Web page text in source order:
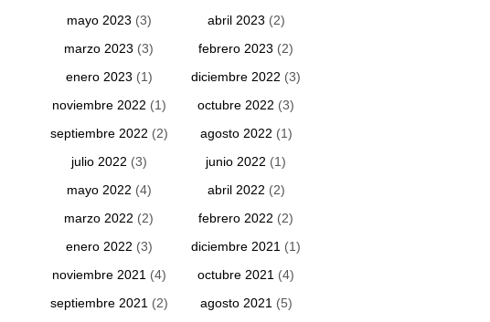
mayo 2023 (3) abril 2023 (2)
marzo 2023 (3) febrero 2023 (2)
enero 2023 (1) diciembre 2022 (3)
noviembre 2022 (1) octubre 2022 (3)
septiembre 2022 (2) agosto 2022 (1)
julio 2022 (3) junio 2022 (1)
mayo 2022 (4) abril 2022 (2)
marzo 2022 (2) febrero 2022 (2)
enero 2022 (3) diciembre 2021 (1)
noviembre 2021 (4) octubre 2021 (4)
septiembre 2021 (2) agosto 2021 (5)